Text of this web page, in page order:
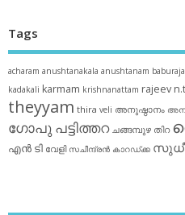
Tags
acharam anushtanakala anushtanam
kadakali karmam krishnanattam rajeev n.t
theyyam thira veli അനുഷ്ഠാനം
ഗോപു പട്ടിത്തറ ചങ്ങമ്പുഴ തിറ
എൻ ടി വേളി സചീന്ദ്രന്‍ കാറഡ്ക്ക